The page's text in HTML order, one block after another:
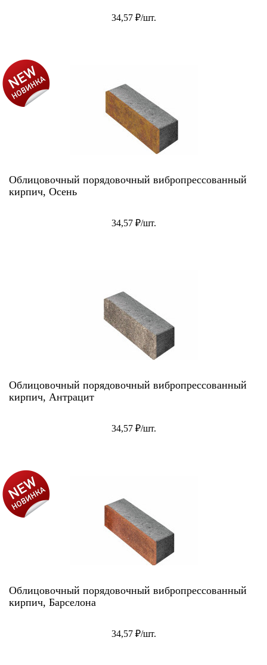
34,57 ₽/шт.
АКЦИЯ!
Облицовочный порядовочный вибропрессованный
кирпич, Осень
34,57 ₽/шт.
Облицовочный порядовочный вибропрессованный
кирпич, Антрацит
34,57 ₽/шт.
АКЦИЯ!
Облицовочный порядовочный вибропрессованный
кирпич, Барселона
34,57 ₽/шт.